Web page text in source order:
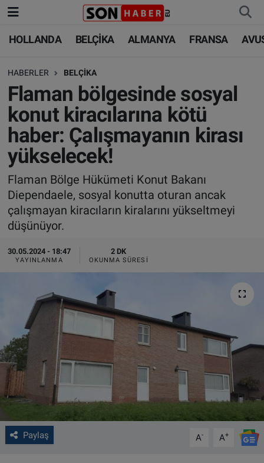
HOLLANDA BELÇİKA ALMANYA FRANSA
HABERLER BELÇİKA
Flaman bölgesinde sosyal
konut kiracılarına kötü
haber: Çalışmayanın kirası
yükselecek!
Flaman Bölge Hükümeti Konut Bakanı
Diependaele, sosyal konutta oturan ancak
çalışmayan kiracıların kiralarını yükseltmeyi
düşünüyor.
30.05.2024 - 18:47
YAYINLANMA
2 DK
OKUNMA SÜRESI
Paylaş A- A+
HOLLANDA
BELÇİKA
ALMANYA
FRANSA
AVUSTURYA
SAĞLIK - YAŞAM
BİLİM-TEKNOLOJİ
HOLLANDA
BELÇİKA
ALMANYA
TÜRKİYE
DÜNYA
BİLİM-TEKNOLOJİ
SAĞLIK
FOTO GALERİ
ALGEMENE VOORWAARDEN
CONTACT
Çerez Politikası
Nöbetçi Eczaneler
Hava Durumu
Trafik Durumu
Süper Lig Puan Durumu ve Fikstür
Tüm Manşetler
Son Dakika Haberleri
Haber Arşivi